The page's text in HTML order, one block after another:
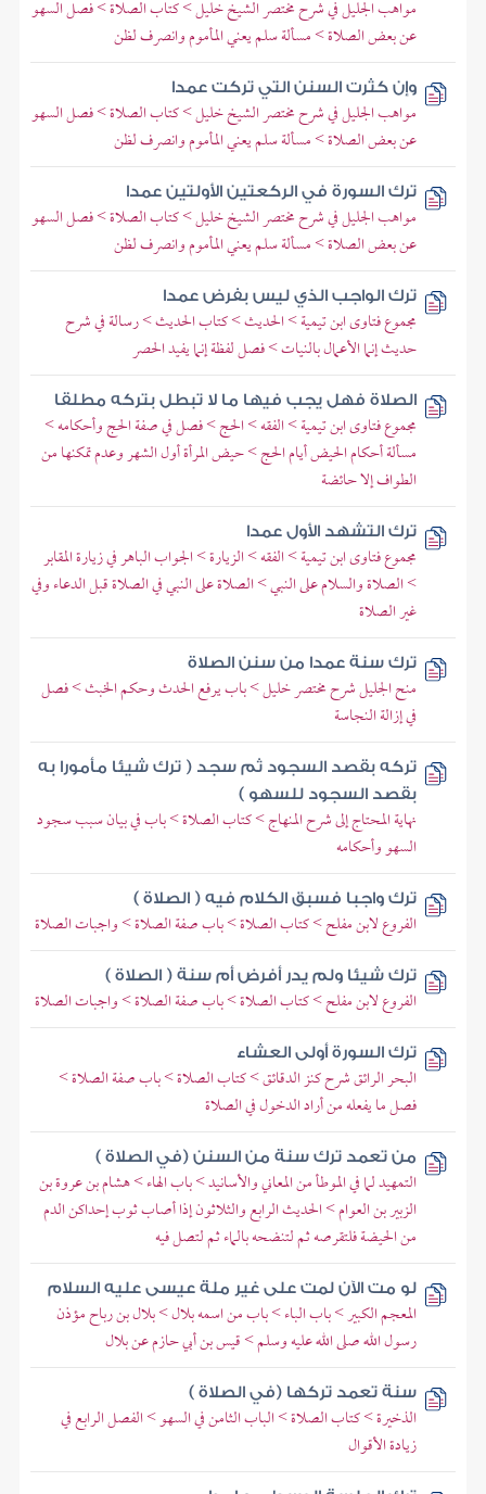
مواهب الجليل في شرح مختصر الشيخ خليل > كتاب الصلاة > فصل السهو
عن بعض الصلاة > مسألة سلم يعني المأموم وانصرف لظن
وإن كثرت السنن التي تركت عمدا
مواهب الجليل في شرح مختصر الشيخ خليل > كتاب الصلاة > فصل السهو
عن بعض الصلاة > مسألة سلم يعني المأموم وانصرف لظن
ترك السورة في الركعتين الأولتين عمدا
مواهب الجليل في شرح مختصر الشيخ خليل > كتاب الصلاة > فصل السهو
عن بعض الصلاة > مسألة سلم يعني المأموم وانصرف لظن
ترك الواجب الذي ليس بفرض عمدا
مجموع فتاوى ابن تيمية > الحديث > كتاب الحديث > رسالة في شرح
حديث إنما الأعمال بالنيات > فصل لفظة إنما يفيد الحصر
الصلاة فهل يجب فيها ما لا تبطل بتركه مطلقا
مجموع فتاوى ابن تيمية > الفقه > الحج > فصل في صفة الحج وأحكامه >
مسألة أحكام الحيض أيام الحج > حيض المرأة أول الشهر وعدم تمكنها من
الطواف إلا حائضة
ترك التشهد الأول عمدا
مجموع فتاوى ابن تيمية > الفقه > الزيارة > الجواب الباهر في زيارة المقابر
> الصلاة والسلام على النبي > الصلاة على النبي في الصلاة قبل الدعاء وفي
غير الصلاة
ترك سنة عمدا من سنن الصلاة
منح الجليل شرح مختصر خليل > باب يرفع الحدث وحكم الخبث > فصل
في إزالة النجاسة
تركه بقصد السجود ثم سجد ( ترك شيئا مأمورا به
بقصد السجود للسهو )
نهاية المحتاج إلى شرح المنهاج > كتاب الصلاة > باب في بيان سبب سجود
السهو وأحكامه
ترك واجبا فسبق الكلام فيه ( الصلاة )
الفروع لابن مفلح > كتاب الصلاة > باب صفة الصلاة > واجبات الصلاة
ترك شيئا ولم يدر أفرض أم سنة ( الصلاة )
الفروع لابن مفلح > كتاب الصلاة > باب صفة الصلاة > واجبات الصلاة
ترك السورة أولى العشاء
البحر الرائق شرح كنز الدقائق > كتاب الصلاة > باب صفة الصلاة >
فصل ما يفعله من أراد الدخول في الصلاة
من تعمد ترك سنة من السنن (في الصلاة )
التمهيد لما في الموطأ من المعاني والأسانيد > باب الهاء > هشام بن عروة بن
الزبير بن العوام > الحديث الرابع والثلاثون إذا أصاب ثوب إحداكن الدم
من الحيضة فلتقرصه ثم لتنضحه بالماء ثم لتصل فيه
لو مت الآن لمت على غير ملة عيسى عليه السلام
المعجم الكبير > باب الباء > باب من اسمه بلال > بلال بن رباح مؤذن
رسول الله صلى الله عليه وسلم > قيس بن أبي حازم عن بلال
سنة تعمد تركها (في الصلاة )
الذخيرة > كتاب الصلاة > الباب الثامن في السهو > الفصل الرابع في
زيادة الأقوال